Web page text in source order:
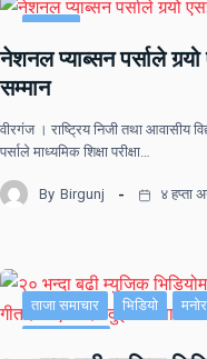
नेशनल प्याब्सन पर्साले
सम्मान
वीरगंज । राष्ट्रिय निजी तथा आवासीय
पर्साले माध्यमिक शिक्षा परीक्षा…
By Birgunj ४ हप्ता
ताजा समाचार भिडियो